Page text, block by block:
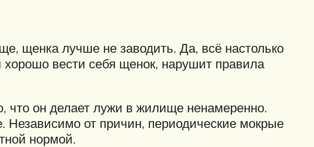
щенка лучше не заводить. Да, всё настолько
вести себя щенок, нарушит правила
что он делает лужи в жилище ненамеренно.
Независимо от причин, периодические мокрые
нормой.